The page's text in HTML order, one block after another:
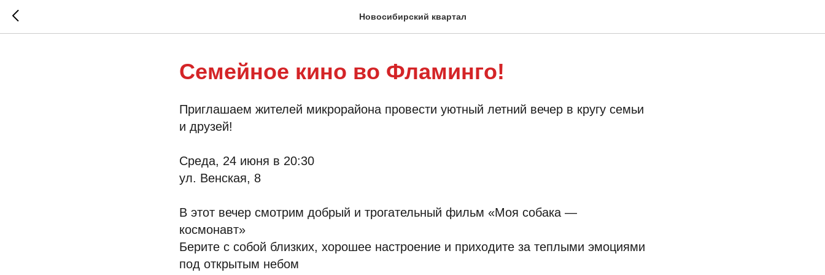
Новосибирский квартал
Семейное кино во Фламинго!
Приглашаем жителей микрорайона провести уютный летний вечер в кругу семьи
и друзей!
Среда, 24 июня в 20:30
ул. Венская, 8
В этот вечер смотрим добрый и трогательный фильм «Моя собака —
космонавт»
Берите с собой близких, хорошее настроение и приходите за теплыми эмоциями
под открытым небом